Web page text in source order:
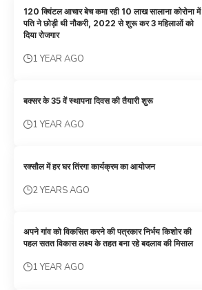
120 क्विंटल आचार बेच कमा रही 10 लाख सालाना कोरोना में
पति ने छोड़ी थी नौकरी, 2022 से शुरू कर 3 महिलाओं को
दिया रोजगार
1 YEAR AGO
बक्सर के 35 वें स्थापना दिवस की तैयारी शुरू
1 YEAR AGO
रक्सौल में हर घर तिंरगा कार्यक्रम का आयोजन
2 YEARS AGO
अपने गांव को विकसित करने की पत्रकार निर्भय किशोर की
पहल सतत विकास लक्ष्य के तहत बना रहे बदलाव की मिसाल
1 YEAR AGO